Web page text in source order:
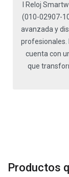
l Reloj
(010-02907-
avanzada y
profesionales.
cuenta con
que
Productos